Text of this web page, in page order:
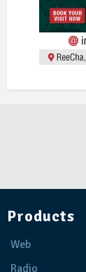
Products
Web
Radio